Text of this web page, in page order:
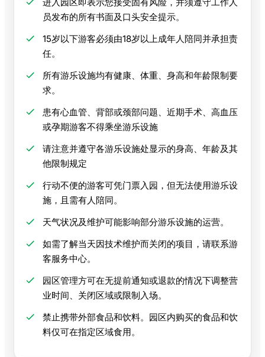
员发布的所有书面及口头安全提示。
15岁以下游客必须由18岁以上成年人陪同并承担责
任。
所有游乐设施均有健康、体重、身高和年龄限制要
求。
患有心血管、背部或颈部问题、近期手术、高血压
或孕期游客不得乘坐游乐设施
请注意并遵守各游乐设施处显示的身高、年龄及其
他限制规定
行动不便的游客可凭门票入园，但无法使用游乐设
施，且需有人陪同。
天气状况及维护可能影响部分游乐设施的运营。
如需了解当天因技术维护而关闭的项目，请联系游
客服务中心。
园区管理方可在无提前通知或退款的情况下调整营
业时间、关闭区域或限制入场。
禁止携带外部食品和饮料。园区内购买的食品和饮
料仅可在指定区域食用。